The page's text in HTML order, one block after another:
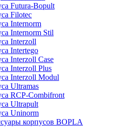
Futura-Bopult
Filotec
Internorm
Internorm Stil
Interzoll
Intertego
Interzoll Case
Interzoll Plus
Interzoll Modul
Ultramas
RCP-Combifront
Ultrapult
Uninorm
корпусов BOPLA